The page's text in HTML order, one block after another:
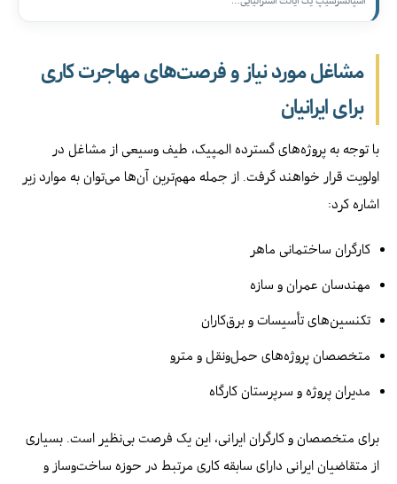
مشاغل مورد نیاز و فرصت‌های مهاجرت کاری
برای ایرانیان
با توجه به پروژه‌های گسترده المپیک، طیف وسیعی از مشاغل در
اولویت قرار خواهند گرفت. از جمله مهم‌ترین آن‌ها می‌توان به موارد زیر
اشاره کرد:
کارگران ساختمانی ماهر
مهندسان عمران و سازه
تکنسین‌های تأسیسات و برق‌کاران
متخصصان پروژه‌های حمل‌ونقل و مترو
مدیران پروژه و سرپرستان کارگاه
برای متخصصان و کارگران ایرانی، این یک فرصت بی‌نظیر است. بسیاری
از متقاضیان ایرانی دارای سابقه کاری مرتبط در حوزه ساخت‌وساز و